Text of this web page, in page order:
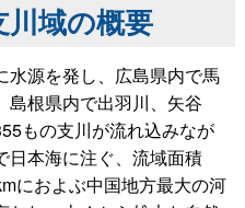
域の概要
源を発し、広島県内で馬
島根県内で出羽川、矢谷
もの支川が流れ込みなが
日本海に注ぐ、流域面積
におよぶ中国地方最大の河